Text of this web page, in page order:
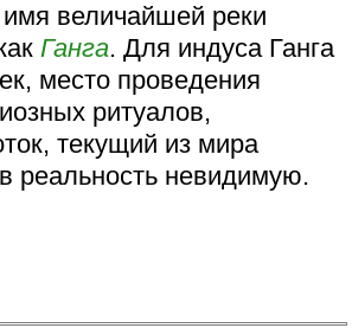
имя величайшей реки
Ганга. Для индуса Ганга
место проведения
ритуалов,
текущий из мира
реальность невидимую.